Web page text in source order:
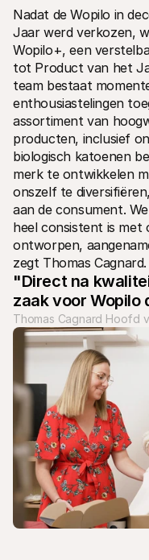
Nadat de Wopilo in
Jaar werd verkozen,
Wopilo+, een
tot Product van het
team bestaat
enthousiastelingen
assortiment van
producten, inclusief
biologisch katoenen
merk te ontwikkelen
onszelf te
aan de consument.
heel consistent is met
ontworpen,
zegt Thomas Cagnard.
"Direct na
zaak voor Wopilo
Thomas Cagnard Hoofd